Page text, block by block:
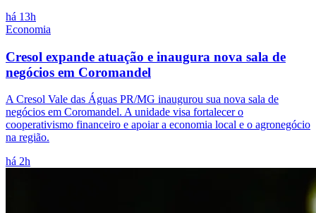
há 13h
Economia
Cresol expande atuação e inaugura nova sala de
negócios em Coromandel
A Cresol Vale das Águas PR/MG inaugurou sua nova sala de
negócios em Coromandel. A unidade visa fortalecer o
cooperativismo financeiro e apoiar a economia local e o agronegócio
na região.
há 2h